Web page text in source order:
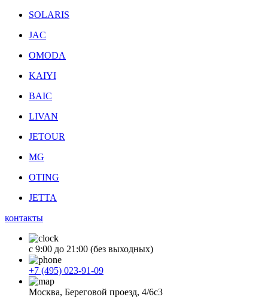
SOLARIS
JAC
OMODA
KAIYI
BAIC
LIVAN
JETOUR
MG
OTING
JETTA
контакты
с 9:00 до 21:00 (без выходных)
+7 (495) 023-91-09
Москва, Береговой проезд, 4/6с3